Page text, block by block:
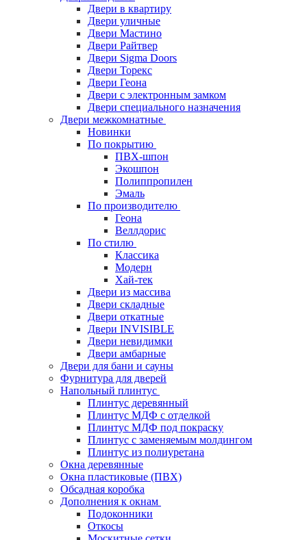
Двери в квартиру
Двери уличные
Двери Мастино
Двери Райтвер
Двери Sigma Doors
Двери Торекс
Двери Геона
Двери с электронным замком
Двери специального назначения
Двери межкомнатные
Новинки
По покрытию
ПВХ-шпон
Экошпон
Полиппропилен
Эмаль
По производителю
Геона
Веллдорис
По стилю
Классика
Модерн
Хай-тек
Двери из массива
Двери складные
Двери откатные
Двери INVISIBLE
Двери невидимки
Двери амбарные
Двери для бани и сауны
Фурнитура для дверей
Напольный плинтус
Плинтус деревянный
Плинтус МДФ с отделкой
Плинтус МДФ под покраску
Плинтус с заменяемым молдингом
Плинтус из полиуретана
Окна деревянные
Окна пластиковые (ПВХ)
Обсадная коробка
Дополнения к окнам
Подоконники
Откосы